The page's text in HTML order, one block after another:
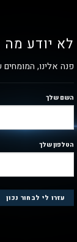
לא יודע
פנה אלינו, המומחים
השם שלך
הטלפון שלך
מלא באנגלית